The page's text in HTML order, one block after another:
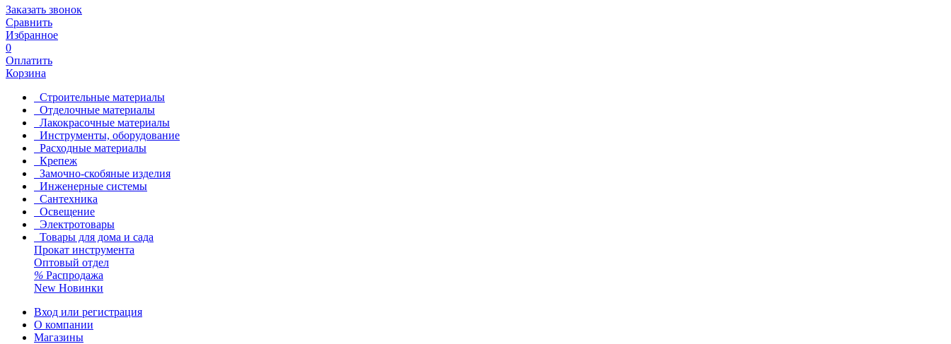
Заказать звонок
Сравнить
Избранное
0
Оплатить
Корзина
Строительные материалы
Отделочные материалы
Лакокрасочные материалы
Инструменты, оборудование
Расходные материалы
Крепеж
Замочно-скобяные изделия
Инженерные системы
Сантехника
Освещение
Электротовары
Товары для дома и сада
Прокат инструмента
Оптовый отдел
% Распродажа
New Новинки
Вход или регистрация
О компании
Магазины